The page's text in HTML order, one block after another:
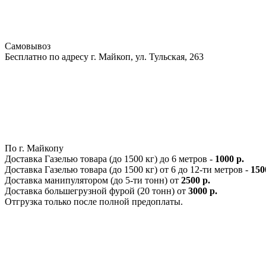
Самовывоз
Бесплатно по адресу г. Майкоп, ул. Тульская, 263
По г. Майкопу
Доставка Газелью товара (до 1500 кг) до 6 метров - 1000 р.
Доставка Газелью товара (до 1500 кг) от 6 до 12-ти метров -
Доставка манипулятором (до 5-ти тонн) от 2500 р.
Доставка большегрузной фурой (20 тонн) от 3000 р.
Отгрузка только после полной предоплаты.